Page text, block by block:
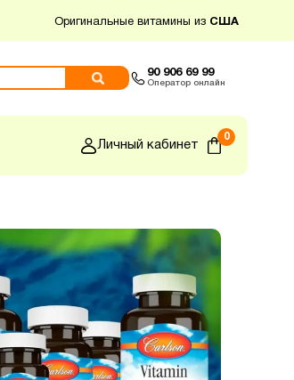
Оригинальные витамины из США
90 906 69 99
Оператор онлайн
Личный кабинет
0